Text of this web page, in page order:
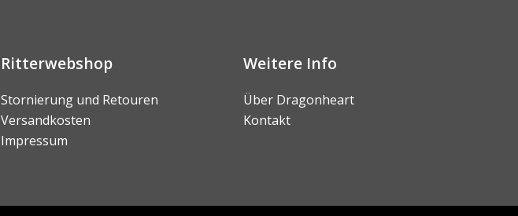
Ritterwebshop
Stornierung und Retouren
Versandkosten
Impressum
Weitere Info
Über Dragonheart
Kontakt